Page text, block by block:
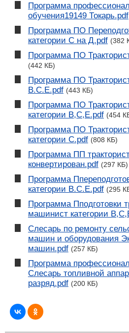
Программа
обучения19149 Токарь.pdf
Программа ПО
категории С на Д.pdf (382
Программа ПО
(442 КБ)
Программа ПО
В.С.Е.pdf (443 КБ)
Программа ПО
категории В,С,Е.pdf (454
Программа ПО
категории С.pdf (808 КБ)
Программа ПП
конвертирован.pdf (297 КБ)
Программа
категории В.С.Е.pdf (295
Программа Пподготовки
машинист категории
Слесарь по ремонту
машин и оборудования
машин.pdf (257 КБ)
Программа
Слесарь топливной
разряд.pdf (200 КБ)